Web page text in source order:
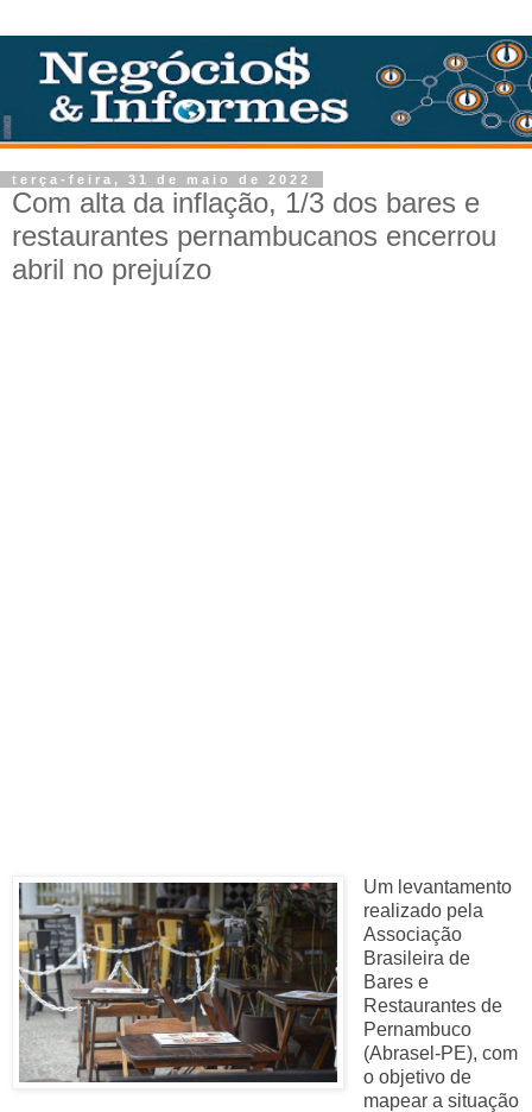
terça-feira, 31 de maio de 2022
Com alta da inflação, 1/3 dos bares e
restaurantes pernambucanos encerrou
abril no prejuízo
Um levantamento
realizado pela
Associação
Brasileira de
Bares e
Restaurantes de
Pernambuco
(Abrasel-PE), com
o objetivo de
mapear a situação